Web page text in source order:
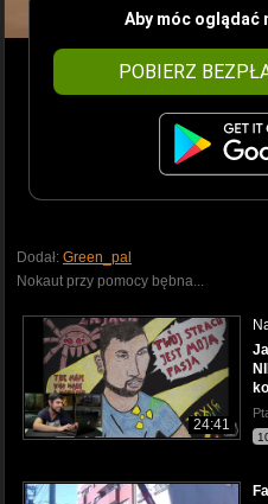
Aby móc oglądać
POBIERZ
Dodał: Green_pal
Nokaut przy pomocy bębna...
24:41